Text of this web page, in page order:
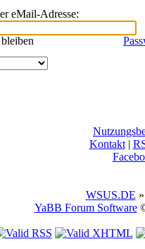
eMail-Adresse:
Kontakt|
WSUS.DE
YaBB Forum Software©